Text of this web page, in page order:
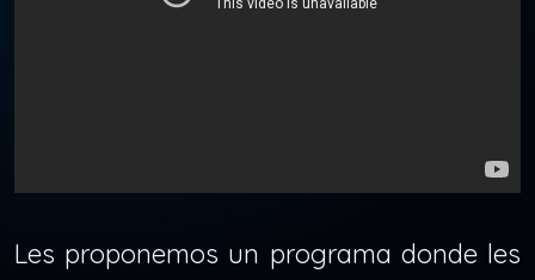
Les proponemos un programa donde les